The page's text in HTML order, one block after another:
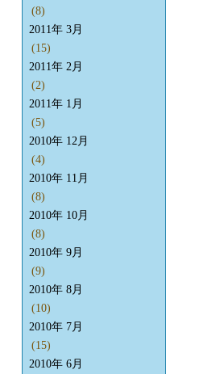
(8)
2011年 3月
(15)
2011年 2月
(2)
2011年 1月
(5)
2010年 12月
(4)
2010年 11月
(8)
2010年 10月
(8)
2010年 9月
(9)
2010年 8月
(10)
2010年 7月
(15)
2010年 6月